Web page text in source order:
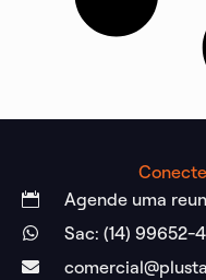
Agende uma
Sac: (14) 99652-